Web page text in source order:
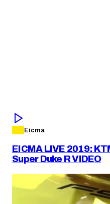
Eicma
EICMA LIVE 2019:
Super Duke R VIDEO